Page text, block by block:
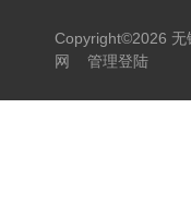
Copyright©2026
网
管理登陆